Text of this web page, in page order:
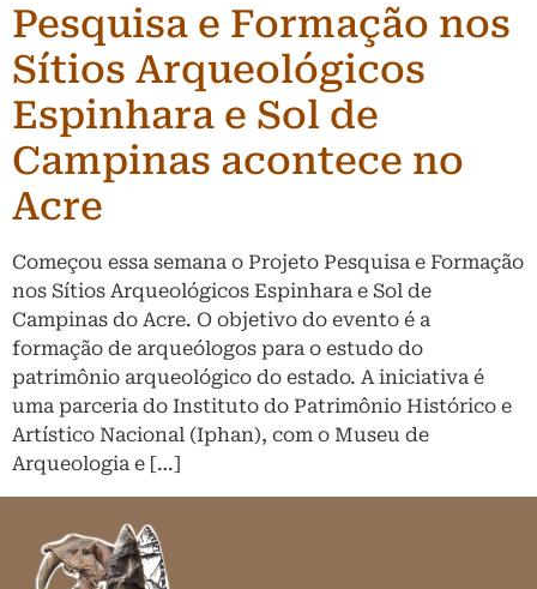
Pesquisa e Formação nos
Sítios Arqueológicos
Espinhara e Sol de
Campinas acontece no
Acre
Começou essa semana o Projeto Pesquisa e Formação
nos Sítios Arqueológicos Espinhara e Sol de
Campinas do Acre. O objetivo do evento é a
formação de arqueólogos para o estudo do
patrimônio arqueológico do estado. A iniciativa é
uma parceria do Instituto do Patrimônio Histórico e
Artístico Nacional (Iphan), com o Museu de
Arqueologia e […]